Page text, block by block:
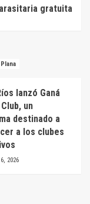
gratuita
lanzó Ganá
un
destinado a
a los clubes
2026